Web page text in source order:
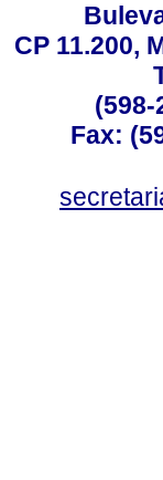
CP 11.200,
(598-
Fax: